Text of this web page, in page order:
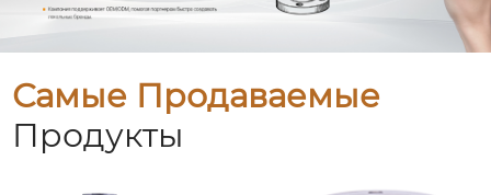
Самые Продаваемые
Продукты